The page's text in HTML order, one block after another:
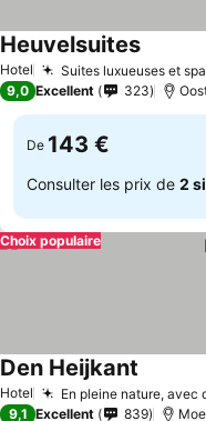
Hotel Suites luxueuses et
Heuvelsuites
9,0 Excellent 323
De 143 €
Consulter les prix de 2
Choix populaire
Hotel En pleine nature, avec
Den Heijkant
9,1 Excellent 839